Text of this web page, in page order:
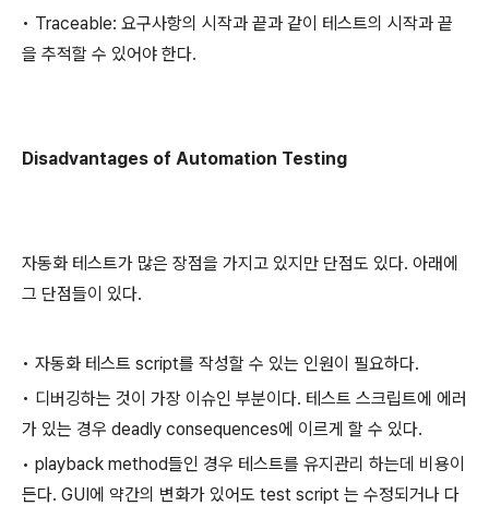
• Traceable: 요구사항의 시작과 끝과 같이 테스트의 시작과 끝
을 추적할 수 있어야 한다.
Disadvantages of Automation Testing
자동화 테스트가 많은 장점을 가지고 있지만 단점도 있다. 아래에
그 단점들이 있다.
• 자동화 테스트 script를 작성할 수 있는 인원이 필요하다.
• 디버깅하는 것이 가장 이슈인 부분이다. 테스트 스크립트에 에러
가 있는 경우 deadly consequences에 이르게 할 수 있다.
• playback method들인 경우 테스트를 유지관리 하는데 비용이
든다. GUI에 약간의 변화가 있어도 test script 는 수정되거나 다